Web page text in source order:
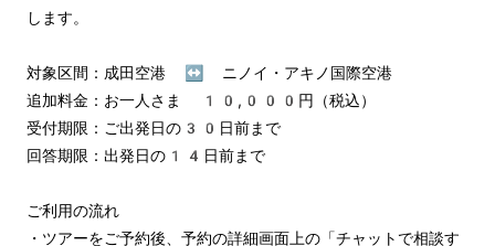
します。
対象区間：成田空港 ↔︎ ニノイ・アキノ国際空港
追加料金：お一人さま 10,000円（税込）
受付期限：ご出発日の30日前まで
回答期限：出発日の14日前まで
ご利用の流れ
・ツアーをご予約後、予約の詳細画面上の「チャットで相談す